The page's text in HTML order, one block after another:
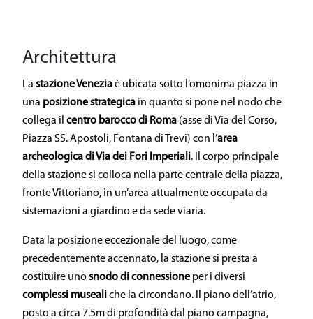
Architettura
La stazione Veneziaè ubicata sotto l’omonima piazza in
una posizione strategica in quanto si pone nel nodo che
collega il centro barocco di Roma (asse di Via del Corso,
Piazza SS. Apostoli, Fontana di Trevi) con l’area
archeologica di Via dei Fori Imperiali. Il corpo principale
della stazione si colloca nella parte centrale della piazza,
fronte Vittoriano, in un’area attualmente occupata da
sistemazioni a giardino e da sede viaria.
Data la posizione eccezionale del luogo, come
precedentemente accennato, la stazione si presta a
costituire unosnodo di connessione per i diversi
complessi musealiche la circondano. Il piano dell’atrio,
posto a circa 7.5m di profondità dal piano campagna,